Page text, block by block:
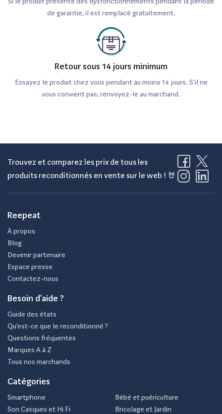
de garantie, il est remplacé gratuitement.
Retour sous 14 jours minimum
Essayez le produit chez vous pendant au moins 14 jours. S'il ne
vous convient pas, renvoyez-le au marchand.
Trouvez et comparez les prix de tous les
produits reconditionnés en vente sur le web ! 🤘
Reepeat
À propos
Blog
Devenir partenaire
Espace presse
Contactez-nous
Besoin d'aide ?
Guide des états
Qu’est-ce que le reconditionné ?
Questions fréquentes
Marques A à Z
Tous nos marchands
Catégories
Smartphone
Son Casques et Hi Fi
Bébé et puériculture
Bricolage et Jardin